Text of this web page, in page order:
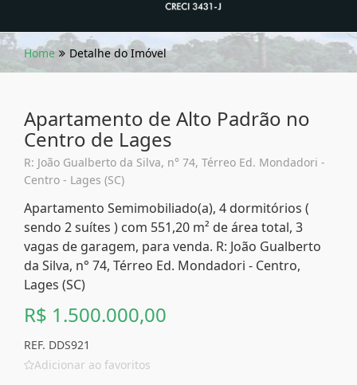
Home Detalhe do Imóvel
Apartamento de Alto Padrão no
Centro de Lages
R: João Gualberto da Silva, n° 74, Térreo Ed. Mondadori -
Centro - Lages (SC)
Apartamento Semimobiliado(a), 4 dormitórios (
sendo 2 suítes ) com 551,20 m² de área total, 3
vagas de garagem, para venda. R: João Gualberto
da Silva, n° 74, Térreo Ed. Mondadori - Centro,
Lages (SC)
R$ 1.500.000,00
REF. DDS921
Adicionar ao favoritos